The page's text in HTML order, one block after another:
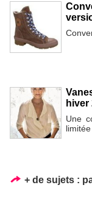
hiver
Une
+ de sujets :